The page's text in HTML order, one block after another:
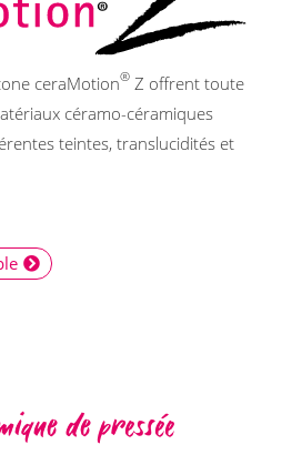
ceraMotion® Z offrent toute
céramo-céramiques
teintes, translucidités et
de pressée